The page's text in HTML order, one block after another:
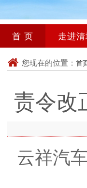
首 页 走进
您现在的位置： 首
责令改
云祥汽